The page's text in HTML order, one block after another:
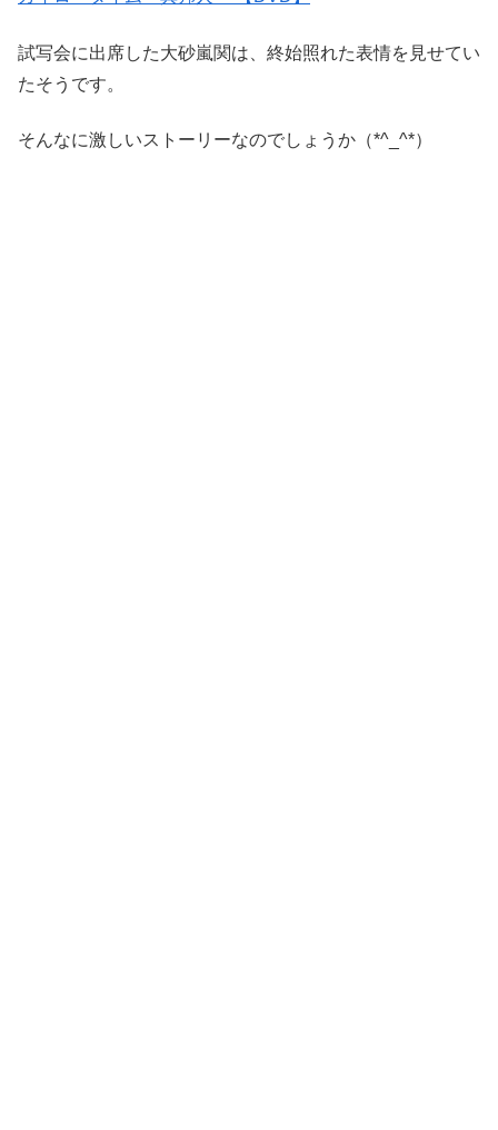
試写会に出席した大砂嵐関は、終始照れた表情を見せてい
たそうです。
そんなに激しいストーリーなのでしょうか（*^_^*）